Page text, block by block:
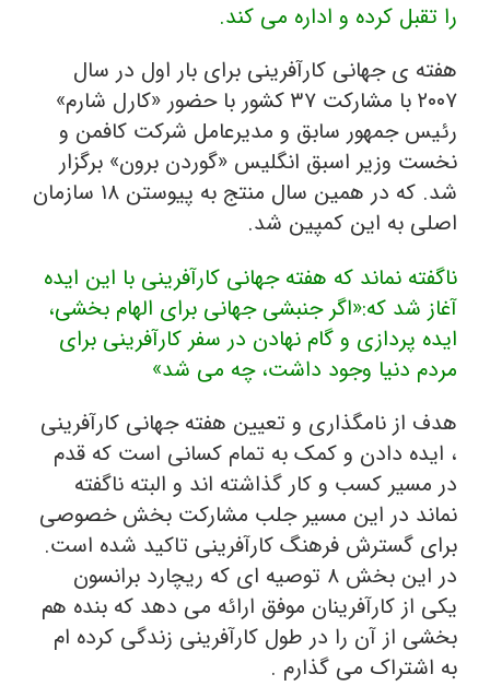
را تقبل کرده و اداره می کند.
هفته ی جهانی کارآفرینی برای بار اول در سال
۲۰۰۷ با مشارکت ۳۷ کشور با حضور «کارل شارم»
رئیس جمهور سابق و مدیرعامل شرکت کافمن و
نخست وزیر اسبق انگلیس «گوردن برون» برگزار
شد. که در همین سال منتج به پیوستن ۱۸ سازمان
اصلی به این کمپین شد.
ناگفته نماند که هفته جهانی کارآفرینی با این ایده
آغاز شد که:«اگر جنبشی جهانی برای الهام بخشی،
ایده پردازی و گام نهادن در سفر کارآفرینی برای
مردم دنیا وجود داشت، چه می شد»
هدف از نامگذاری و تعیین هفته جهانی کارآفرینی
، ایده دادن و کمک به تمام کسانی است که قدم
در مسیر کسب و کار گذاشته اند و البته ناگفته
نماند در این مسیر جلب مشارکت بخش خصوصی
برای گسترش فرهنگ کارآفرینی تاکید شده است.
در این بخش ۸ توصیه ای که ریچارد برانسون
یکی از کارآفرینان موفق ارائه می دهد که بنده هم
بخشی از آن را در طول کارآفرینی زندگی کرده ام
به اشتراک می گذارم .